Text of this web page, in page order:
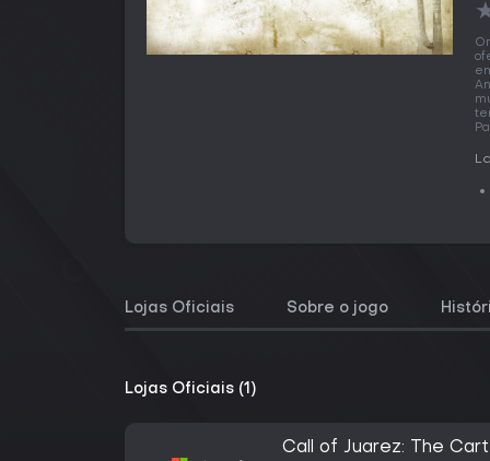
Lojas Oficiais Sobre o jogo
Lojas Oficiais (1)
Call of Juarez: The